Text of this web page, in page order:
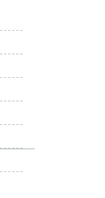
公司宣传项目提供